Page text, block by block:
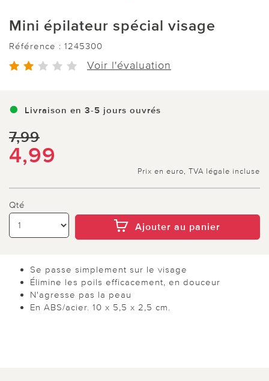
Mini épilateur spécial visage
Référence : 1245300
Voir l'évaluation
Livraison en 3-5 jours ouvrés
7,99
4,99
Prix en euro, TVA légale incluse
Qté
Ajouter au panier
Se passe simplement sur le visage
Élimine les poils efficacement, en douceur
N'agresse pas la peau
En ABS/acier. 10 x 5,5 x 2,5 cm.